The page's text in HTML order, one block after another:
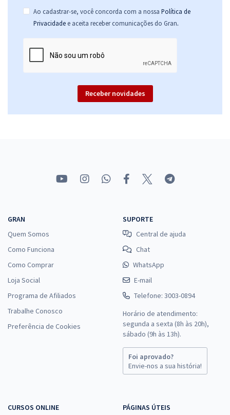
Ao cadastrar-se, você concorda com a nossa Política de
Privacidade e aceita receber comunicações do Gran.
Receber novidades
GRAN
Quem Somos
Como Funciona
Como Comprar
Loja Social
Programa de Afiliados
Trabalhe Conosco
Preferência de Cookies
SUPORTE
Central de ajuda
Chat
WhatsApp
E-mail
Telefone: 3003-0894
Horário de atendimento:
segunda a sexta (8h às 20h),
sábado (9h às 13h).
Foi aprovado?
Envie-nos a sua história!
CURSOS ONLINE PÁGINAS ÚTEIS